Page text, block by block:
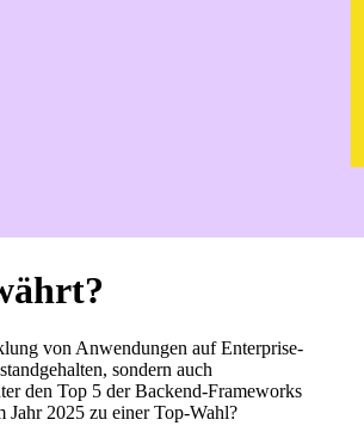
von Anwendungen auf Enterprise-
sondern auch
den Top 5 der Backend-Frameworks
Jahr 2025 zu einer Top-Wahl?